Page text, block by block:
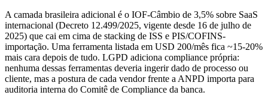
A camada brasileira adicional é o IOF-Câmbio de 3,5% sobre SaaS
internacional (Decreto 12.499/2025, vigente desde 16 de julho de
2025) que cai em cima de stacking de ISS e PIS/COFINS-
importação. Uma ferramenta listada em USD 200/mês fica ~15-20%
mais cara depois de tudo. LGPD adiciona compliance própria:
nenhuma dessas ferramentas deveria ingerir dado de processo ou
cliente, mas a postura de cada vendor frente a ANPD importa para
auditoria interna do Comitê de Compliance da banca.